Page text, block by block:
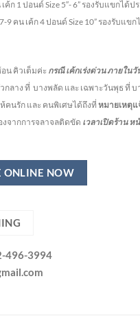
เค้ก 1 ปอนด์ Size 5″- 6” รองรับแขกได้
9 คน เค้ก 4 ปอนด์ Size 10” รองรับแ
น คิวเต็มค่ะ กรณี เค้กเร่งด่วนภายในวั
กลาง ที่ บางพลัด และ เฉพาะวันพุธ ที่
คนรัก และ คนพิเศษได้ถึงที่หมายเหตุแ
งจากการจลาจลติดขัด เวลาเปิดร้าน ห
ONLINE NOW
496-3994